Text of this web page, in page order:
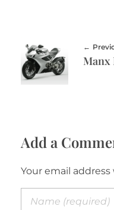
Manx
Add a
Your email